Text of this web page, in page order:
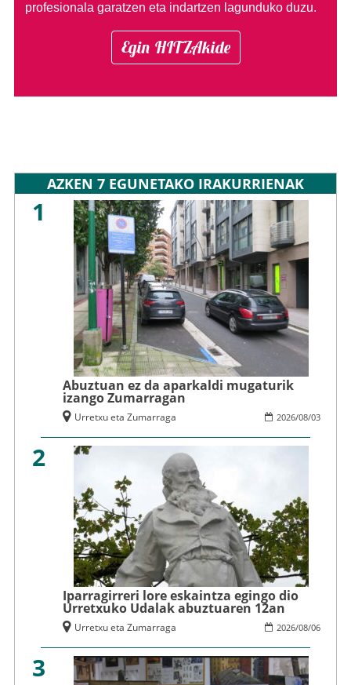
profesionala garatzen eta indartzen lagunduko duzu.
Egin HITZAkide
AZKEN 7 EGUNETAKO IRAKURRIENAK
1
Abuztuan ez da aparkaldi mugaturik
izango Zumarragan
2026/08/03
Urretxu eta Zumarraga
2
Iparragirreri lore eskaintza egingo dio
Urretxuko Udalak abuztuaren 12an
2026/08/06
Urretxu eta Zumarraga
3